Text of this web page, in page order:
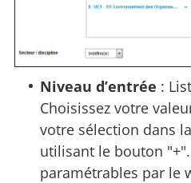
Niveau d’entrée :
Choisissez votre
votre sélection dans
utilisant le bouton
paramétrables par le